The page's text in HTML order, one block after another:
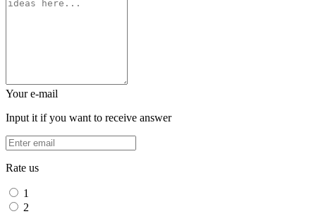
Your e-mail
Input it if you want to receive answer
Rate us
1
2